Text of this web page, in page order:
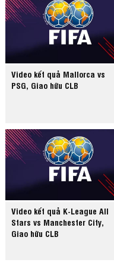
Video kết quả Mallorca vs
PSG, Giao hữu CLB
Video kết quả K-League All
Stars vs Manchester City,
Giao hữu CLB